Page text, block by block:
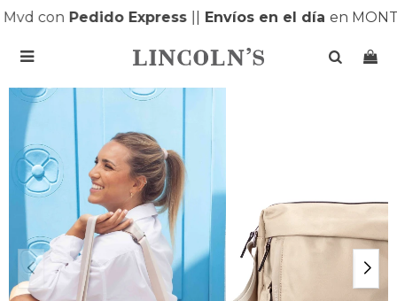
conPedido Express| Envíos en el díaen
